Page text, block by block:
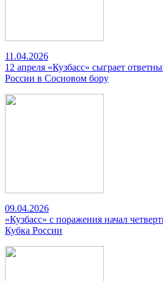
11.04.2026
12 апреля «Кузбасс» сыграет
России в Сосновом бору
09.04.2026
«Кузбасс» с поражения начал
Кубка России